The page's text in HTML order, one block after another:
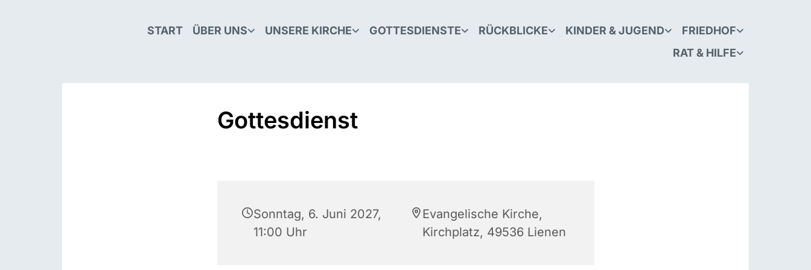
START ÜBER UNS UNSERE KIRCHE GOTTESDIENSTE RÜCKBLICKE KINDER & JUGEND
FRIEDHOF
RAT & HILFE
Gottesdienst
Sonntag, 6. Juni 2027,
11:00 Uhr
Evangelische Kirche,
Kirchplatz, 49536 Lienen